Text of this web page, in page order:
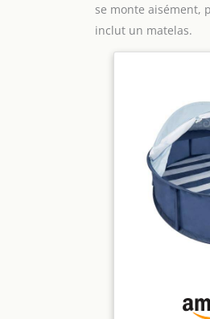
COMPACT : Sweet
en un clin d'œil.
encombrant
de le glisser
déplacements. LE
VOYAGE : ce lit
replie sans
voyages ULTRA-
voyage bébé
assurer une
la sécurité de
se monte aisément,
inclut un matelas.